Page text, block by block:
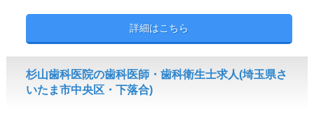
詳細はこちら
杉山歯科医院の歯科医師・歯科衛生士求人(埼玉県さ
いたま市中央区・下落合)